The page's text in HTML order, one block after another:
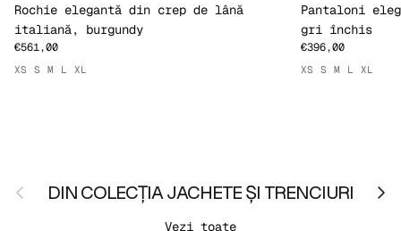
Rochie elegantă din crep de lână
italiană, burgundy
€561,00
XS S M L XL
Pantaloni
gri închis
€396,00
XS S M L XL
AnteriorDIN COLECȚIA JACHETE ȘI TRENCIURI
Vezi toate